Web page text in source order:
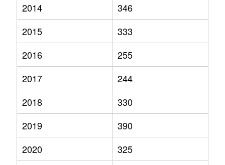
2014
346
2015
333
2016
255
2017
244
2018
330
2019
390
2020
325